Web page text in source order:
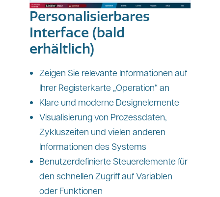
Personalisierbares
Interface (bald
erhältlich)
Zeigen Sie relevante Informationen auf
Ihrer Registerkarte „Operation“ an
Klare und moderne Designelemente
Visualisierung von Prozessdaten,
Zykluszeiten und vielen anderen
Informationen des Systems
Benutzerdefinierte Steuerelemente für
den schnellen Zugriff auf Variablen
oder Funktionen